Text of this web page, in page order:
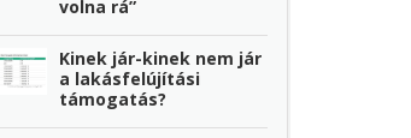
volna rá”
Kinek jár-kinek nem jár
a lakásfelújítási
támogatás?